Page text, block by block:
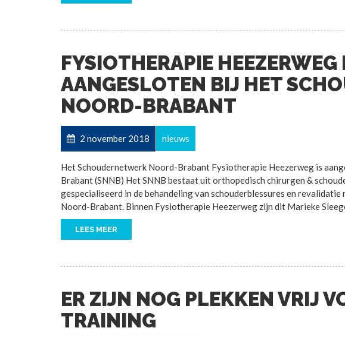
FYSIOTHERAPIE HEEZERWEG
AANGESLOTEN BIJ HET
NOORD-BRABANT
2 november 2018 nieuws
Het Schoudernetwerk Noord-Brabant Fysiotherapie Heezerweg is
Brabant (SNNB) Het SNNB bestaat uit orthopedisch chirurgen &
gespecialiseerd in de behandeling van schouderblessures en
Noord-Brabant. Binnen Fysiotherapie Heezerweg zijn dit Marieke
LEES MEER
ER ZIJN NOG PLEKKEN VRIJ
TRAINING